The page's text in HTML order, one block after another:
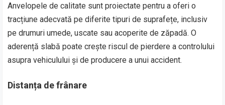
Anvelopele de calitate sunt proiectate pentru a oferi o
tracțiune adecvată pe diferite tipuri de suprafețe, inclusiv
pe drumuri umede, uscate sau acoperite de zăpadă. O
aderență slabă poate crește riscul de pierdere a controlului
asupra vehiculului și de producere a unui accident.
Distanța de frânare